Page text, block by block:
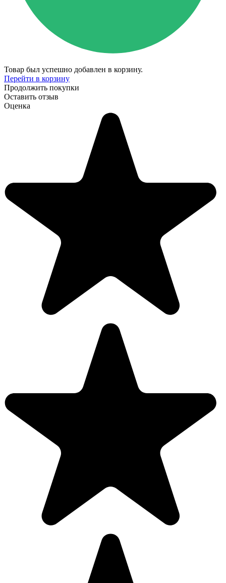
Товар был успешно добавлен в корзину.
Перейти в корзину
Продолжить покупки
Оставить отзыв
Оценка